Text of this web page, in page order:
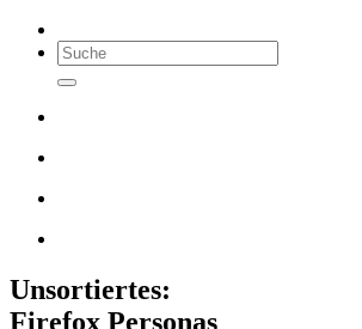
Unsortiertes:
Firefox Personas